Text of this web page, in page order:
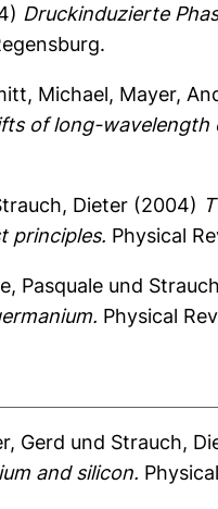
Druckinduzierte
Michael, Mayer,
of long-
Dieter (2004)
principles. Physical
Pasquale und
Physical
Gerd und Strauch,
and silicon.